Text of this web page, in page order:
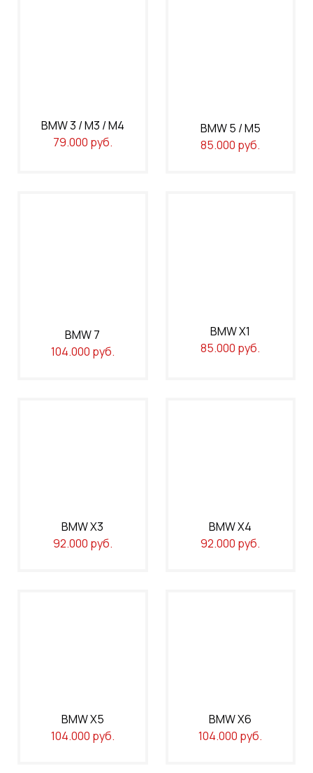
BMW 3 / M3 / M4
79.000 руб.
BMW 5 / M5
85.000 руб.
BMW 7
104.000 руб.
BMW X1
85.000 руб.
BMW X3
92.000 руб.
BMW X4
92.000 руб.
BMW X5
104.000 руб.
BMW X6
104.000 руб.